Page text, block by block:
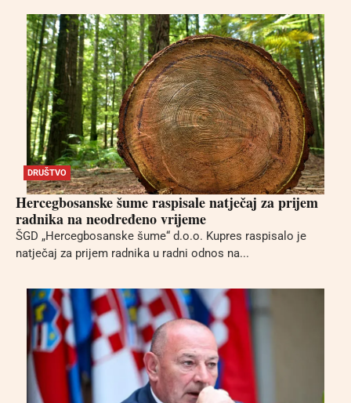
DRUŠTVO
Hercegbosanske šume raspisale natječaj za prijem
radnika na neodređeno vrijeme
ŠGD „Hercegbosanske šume“ d.o.o. Kupres raspisalo je
natječaj za prijem radnika u radni odnos na...